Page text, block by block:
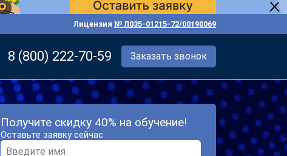
Лицензия № Л035-01215-72/00190069
8 (800) 222-70-59 Заказать звонок
Получите скидку 40% на обучение!
Оставьте заявку сейчас